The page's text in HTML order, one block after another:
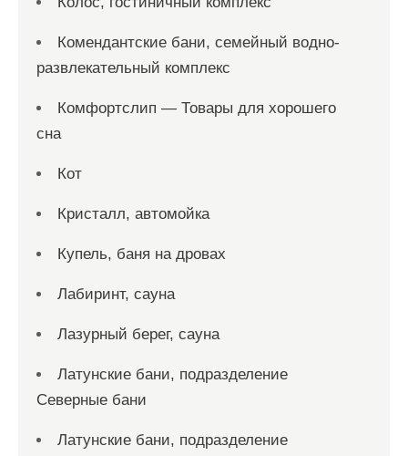
Комендантские бани, семейный водно-
развлекательный комплекс
Комфортслип — Товары для хорошего
сна
Кот
Кристалл, автомойка
Купель, баня на дровах
Лабиринт, сауна
Лазурный берег, сауна
Латунские бани, подразделение
Северные бани
Латунские бани, подразделение